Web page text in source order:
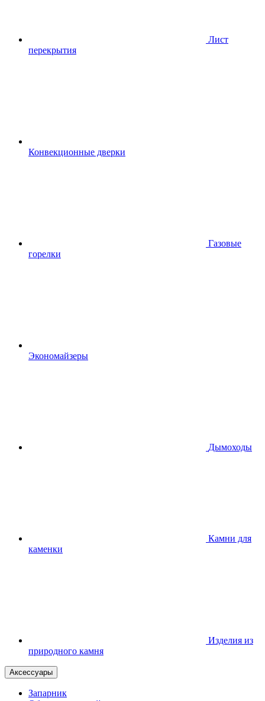
Лист
перекрытия
Конвекционные дверки
Газовые
горелки
Экономайзеры
Дымоходы
Камни для
каменки
Изделия из
природного камня
Аксессуары
Запарник